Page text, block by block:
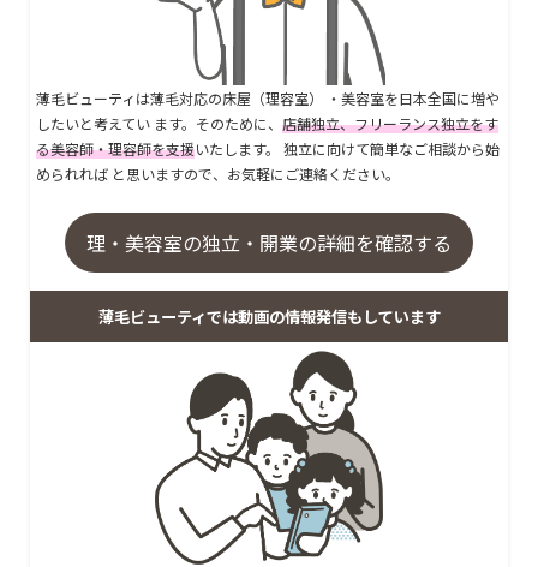
薄毛ビューティは薄毛対応の床屋（理容室） ・美容室を日本全国に増や
したいと考えてい ます。そのために、 店舗独立、フリーランス独立をす
る美容師・理容師を支援いたします。 独立に向けて簡単なご相談から始
められれば と思いますので、お気軽にご連絡ください。
理・美容室の独立・開業の詳細を確認する
薄毛ビューティでは動画の情報発信もしています